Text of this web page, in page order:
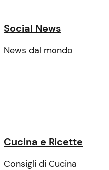
Social News
News dal mondo
Cucina e Ricette
Consigli di Cucina